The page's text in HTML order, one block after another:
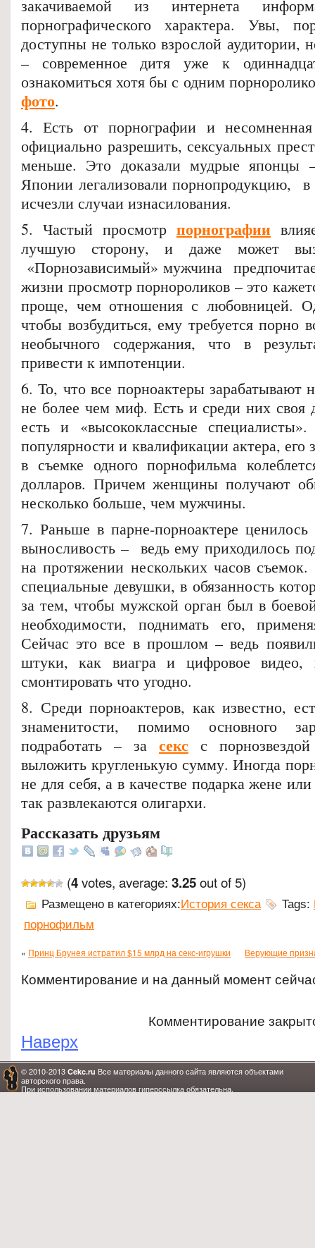
закачиваемой из интернета
порнографического характера. Увы,
доступны не только взрослой аудитории,
– современное дитя уже к
ознакомиться хотя бы с одним
фото.
4. Есть от порнографии и
официально разрешить, сексуальных
меньше. Это доказали мудрые
Японии легализовали порнопродукцию, в
исчезли случаи изнасилования.
5. Частый просмотр порнографии
лучшую сторону, и даже может
«Порнозависимый» мужчина
жизни просмотр порнороликов – это
проще, чем отношения с любовницей.
чтобы возбудиться, ему требуется порно
необычного содержания, что в
привести к импотенции.
6. То, что все порноактеры
не более чем миф. Есть и среди них своя
есть и «высококлассные
популярности и квалификации актера, его
в съемке одного порнофильма
долларов. Причем женщины получают
несколько больше, чем мужчины.
7. Раньше в парне-порноактере ценилось
выносливость – ведь ему приходилось
на протяжении нескольких часов
специальные девушки, в обязанность
за тем, чтобы мужской орган был в
необходимости, поднимать его,
Сейчас это все в прошлом – ведь
штуки, как виагра и цифровое видео,
смонтировать что угодно.
8. Среди порноактеров, как известно,
знаменитости, помимо основного
подработать – за секс с
выложить кругленькую сумму. Иногда
не для себя, а в качестве подарка жене
так развлекаются олигархи.
Рассказать друзьям
(4votes, average: 3.25out of 5)
Размещено в категориях:История секса Tags:
порнофильм
« Принц Брунея истратил $15 млрд на секс-игрушки Верующие
Комментирование и на данный момент
Комментирование
Наверх
© 2010-2013 Cekc.ru Все материалы данного сайта являются объектами
авторского права.
При использовании материалов гиперссылка обязательна.